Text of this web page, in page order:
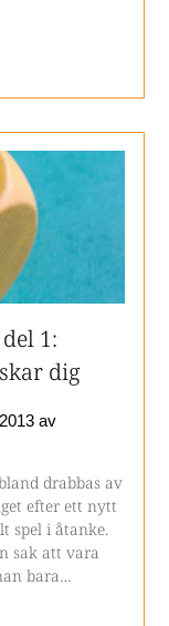
1:
dig
av
drabbas av
efter ett nytt
spel i åtanke.
sak att vara
bara…